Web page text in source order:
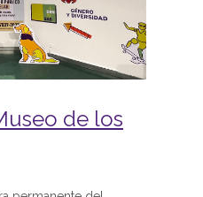
de los